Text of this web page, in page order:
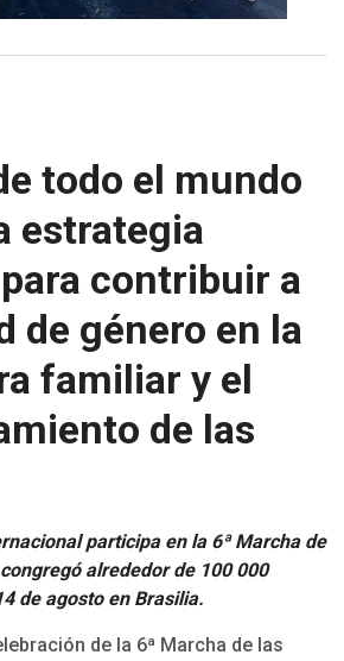
todo el mundo
estrategia
contribuir a
de género en la
familiar y el
de las
participa en la 6ª Marcha de
alrededor de 100 000
de agosto en Brasilia.
de la 6ª Marcha de las